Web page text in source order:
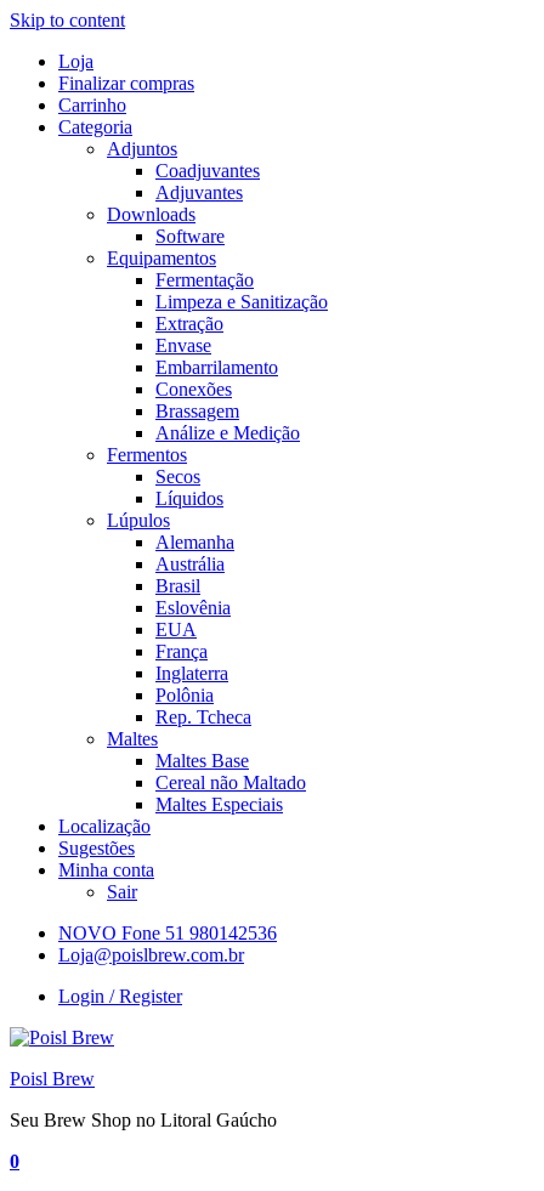
Skip to content
Loja
Finalizar compras
Carrinho
Categoria
Adjuntos
Coadjuvantes
Adjuvantes
Downloads
Software
Equipamentos
Fermentação
Limpeza e Sanitização
Extração
Envase
Embarrilamento
Conexões
Brassagem
Análize e Medição
Fermentos
Secos
Líquidos
Lúpulos
Alemanha
Austrália
Brasil
Eslovênia
EUA
França
Inglaterra
Polônia
Rep. Tcheca
Maltes
Maltes Base
Cereal não Maltado
Maltes Especiais
Localização
Sugestões
Minha conta
Sair
NOVO Fone 51 980142536
Loja@poislbrew.com.br
Login / Register
Poisl Brew
Seu Brew Shop no Litoral Gaúcho
0